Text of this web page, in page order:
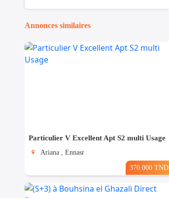
Annonces similaires
Particulier V Excellent Apt S2 multi Usage
Ariana , Ennasr
370.000 TND